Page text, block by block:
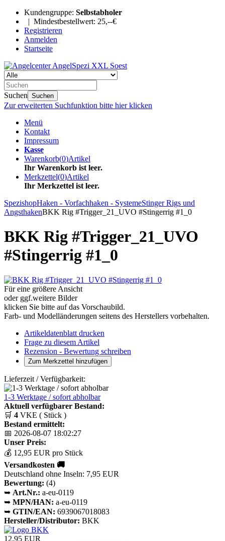
Kundengruppe: Selbstabholer
| Mindestbestellwert: 25,--€
Registrieren
Anmelden
Startseite
Suchen Suchen
Zur erweiterten Suchfunktion bitte hier klicken
Menü
Kontakt
Impressum
Kasse
Warenkorb(0)Artikel
Ihr Warenkorb ist leer.
Merkzettel(0)Artikel
Ihr Merkzettel ist leer.
SpezishopHaken - Vorfachhaken - SystemeStinger Rigs und
AngsthakenBKK Rig #Trigger_21_UVO #Stingerrig #1_0
BKK Rig #Trigger_21_UVO
#Stingerrig #1_0
Für eine größere Ansicht
oder ggf.weitere Bilder
klicken Sie bitte auf das Vorschaubild.
Farb- und Modelländerungen seitens des Herstellers vorbehalten.
Artikeldatenblatt drucken
Frage zu diesem Artikel
Rezension - Bewertung schreiben
Lieferzeit / Verfügbarkeit:
1-3 Werktage / sofort abholbar
Aktuell verfügbarer Bestand:
🛒 4 VKE ( Stück )
Bestand ermittelt:
📅 2026-08-07 18:02:27
Unser Preis:
💰 12,95 EUR pro Stück
Versandkosten 🚚
Deutschland ohne Inseln: 7,95 EUR
Bewertung: (4)
➥ Art.Nr.: a-eu-0119
➥ MPN/HAN: a-eu-0119
➥ GTIN/EAN: 6939067018083
Hersteller/Distributor: BKK
12,95 EUR